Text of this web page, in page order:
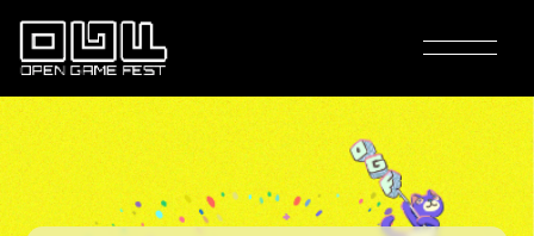
ABOUT